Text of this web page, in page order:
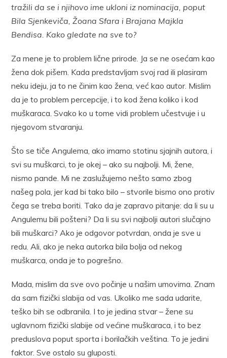
tražili da se i njihovo ime ukloni iz nominacija, poput
Bila Sjenkeviča, Žoana Sfara i Brajana Majkla
Bendisa. Kako gledate na sve to?
Za mene je to problem lične prirode. Ja se ne osećam kao
žena dok pišem. Kada predstavljam svoj rad ili plasiram
neku ideju, ja to ne činim kao žena, već kao autor. Mislim
da je to problem percepcije, i to kod žena koliko i kod
muškaraca. Svako ko u tome vidi problem učestvuje i u
njegovom stvaranju.
Što se tiče Angulema, ako imamo stotinu sjajnih autora, i
svi su muškarci, to je okej – ako su najbolji. Mi, žene,
nismo pande. Mi ne zaslužujemo nešto samo zbog
našeg pola, jer kad bi tako bilo – stvorile bismo ono protiv
čega se treba boriti. Tako da je zapravo pitanje: da li su u
Angulemu bili pošteni? Da li su svi najbolji autori slučajno
bili muškarci? Ako je odgovor potvrdan, onda je sve u
redu. Ali, ako je neka autorka bila bolja od nekog
muškarca, onda je to pogrešno.
Mada, mislim da sve ovo počinje u našim umovima. Znam
da sam fizički slabija od vas. Ukoliko me sada udarite,
teško bih se odbranila. I to je jedina stvar – žene su
uglavnom fizički slabije od većine muškaraca, i to bez
preduslova poput sporta i borilačkih veština. To je jedini
faktor. Sve ostalo su gluposti.